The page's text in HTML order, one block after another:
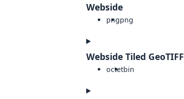
Webside
pngpng
Webside Tiled GeoTIFF
octetbin